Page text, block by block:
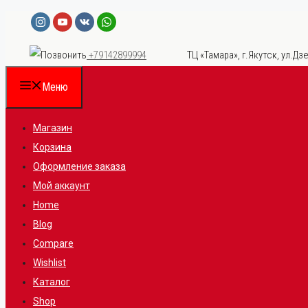
Перейти
содержимому
+79142899994 ТЦ «Тамара», г.Якутск,
Меню
Магазин
Корзина
Оформление заказа
Мой аккаунт
Home
Blog
Compare
Wishlist
Каталог
Shop